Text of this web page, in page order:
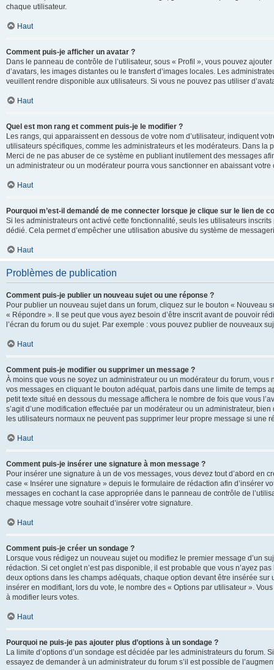
chaque utilisateur.
Haut
Comment puis-je afficher un avatar ?
Dans le panneau de contrôle de l’utilisateur, sous « Profil », vous pouvez
d’avatars, les images distantes ou le transfert d’images locales. Les
veuillent rendre disponible aux utilisateurs. Si vous ne pouvez pas utiliser
Haut
Quel est mon rang et comment puis-je le modifier ?
Les rangs, qui apparaissent en dessous de votre nom d’utilisateur, indiquent
utilisateurs spécifiques, comme les administrateurs et les modérateurs. Dans
Merci de ne pas abuser de ce système en publiant inutilement des messages
un administrateur ou un modérateur pourra vous sanctionner en abaissant votre
Haut
Pourquoi m’est-il demandé de me connecter lorsque je clique sur le lien de
Si les administrateurs ont activé cette fonctionnalité, seuls les utilisateurs
dédié. Cela permet d’empêcher une utilisation abusive du système de
Haut
Problèmes de publication
Comment puis-je publier un nouveau sujet ou une réponse ?
Pour publier un nouveau sujet dans un forum, cliquez sur le bouton «
« Répondre ». Il se peut que vous ayez besoin d’être inscrit avant de pouvoir
l’écran du forum ou du sujet. Par exemple : vous pouvez publier de nouveaux
Haut
Comment puis-je modifier ou supprimer un message ?
À moins que vous ne soyez un administrateur ou un modérateur du forum,
vos messages en cliquant le bouton adéquat, parfois dans une limite de temps
petit texte situé en dessous du message affichera le nombre de fois que vous
s’agit d’une modification effectuée par un modérateur ou un administrateur,
les utilisateurs normaux ne peuvent pas supprimer leur propre message si une
Haut
Comment puis-je insérer une signature à mon message ?
Pour insérer une signature à un de vos messages, vous devez tout d’abord en
case « Insérer une signature » depuis le formulaire de rédaction afin d’insérer
messages en cochant la case appropriée dans le panneau de contrôle de
chaque message votre souhait d’insérer votre signature.
Haut
Comment puis-je créer un sondage ?
Lorsque vous rédigez un nouveau sujet ou modifiez le premier message d’un
rédaction. Si cet onglet n’est pas disponible, il est probable que vous n’ayez
deux options dans les champs adéquats, chaque option devant être insérée
insérer en modifiant, lors du vote, le nombre des « Options par utilisateur ».
à modifier leurs votes.
Haut
Pourquoi ne puis-je pas ajouter plus d’options à un sondage ?
La limite d’options d’un sondage est décidée par les administrateurs du
essayez de demander à un administrateur du forum s’il est possible de